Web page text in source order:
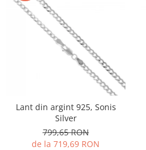
Lant din argint 925, Sonis
Silver
799,65 RON
de la 719,69 RON